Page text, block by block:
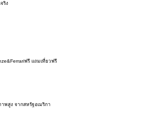
ริง
ฟรี แถมเที่ยวฟรี
พสูง จากสหรัฐอเมริกา